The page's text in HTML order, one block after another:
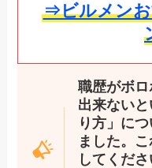
⇒ビルメンお
職歴がボ
出来ない
り方」に
ました。
してくださ